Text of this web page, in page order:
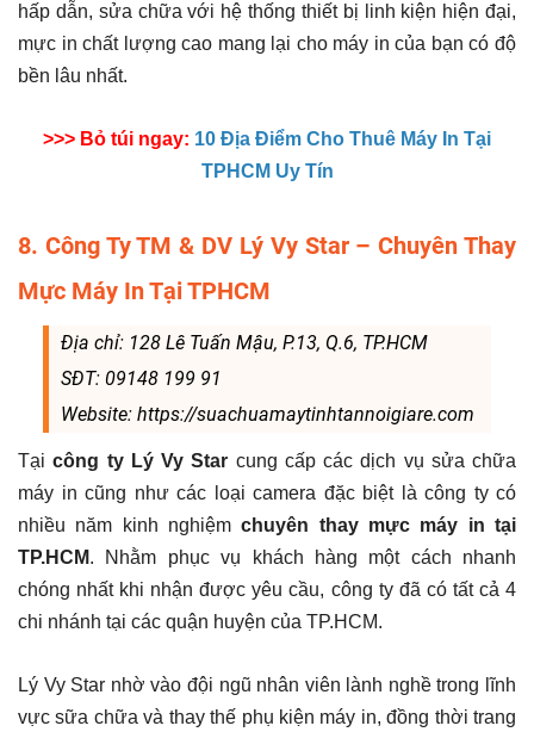
hấp dẫn, sửa chữa với hệ thống thiết bị linh kiện hiện đại,
mực in chất lượng cao mang lại cho máy in của bạn có độ
bền lâu nhất.
>>> Bỏ túi ngay: 10 Địa Điểm Cho Thuê Máy In Tại
TPHCM Uy Tín
8. Công Ty TM & DV Lý Vy Star – Chuyên Thay
Mực Máy In Tại TPHCM
Địa chỉ: 128 Lê Tuấn Mậu, P.13, Q.6, TP.HCM
SĐT: 09148 199 91
Website: https://suachuamaytinhtannoigiare.com
Tạicông ty Lý Vy Star cung cấp các dịch vụ sửa chữa
máy in cũng như các loại camera đặc biệt là công ty có
nhiều năm kinh nghiệm chuyên thay mực máy in tại
TP.HCM. Nhằm phục vụ khách hàng một cách nhanh
chóng nhất khi nhận được yêu cầu, công ty đã có tất cả 4
chi nhánh tại các quận huyện của TP.HCM.
Lý Vy Star nhờ vào đội ngũ nhân viên lành nghề trong lĩnh
vực sữa chữa và thay thế phụ kiện máy in, đồng thời trang